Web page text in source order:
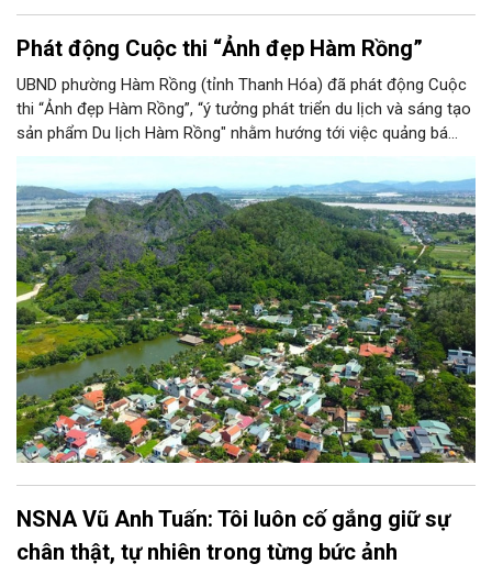
Phát động Cuộc thi “Ảnh đẹp Hàm Rồng”
UBND phường Hàm Rồng (tỉnh Thanh Hóa) đã phát động Cuộc
thi “Ảnh đẹp Hàm Rồng”, “ý tưởng phát triển du lịch và sáng tạo
sản phẩm Du lịch Hàm Rồng" nhằm hướng tới việc quảng bá
hình ảnh, cảnh quan, văn hóa, đồng thời tìm kiếm những giải
pháp và sản phẩm mới góp phần phát triển du lịch bền vững...
NSNA Vũ Anh Tuấn: Tôi luôn cố gắng giữ sự
chân thật, tự nhiên trong từng bức ảnh